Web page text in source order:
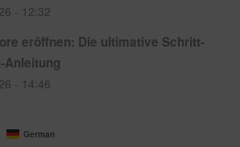
- 12:32
eröffnen: Die ultimative Schritt-
Anleitung
- 14:46
German